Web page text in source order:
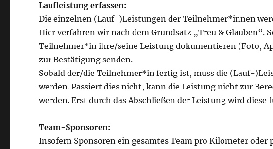
Laufleistung erfassen:
Die einzelnen (Lauf-)Leistungen der Teilnehmer*innen
Hier verfahren wir nach dem Grundsatz „Treu & Glauben“.
Teilnehmer*in ihre/seine Leistung dokumentieren (Foto,
zur Bestätigung senden.
Sobald der/die Teilnehmer*in fertig ist, muss die (Lauf-
werden. Passiert dies nicht, kann die Leistung nicht zur
werden. Erst durch das Abschließen der Leistung wird diese
Team-Sponsoren:
Insofern Sponsoren ein gesamtes Team pro Kilometer